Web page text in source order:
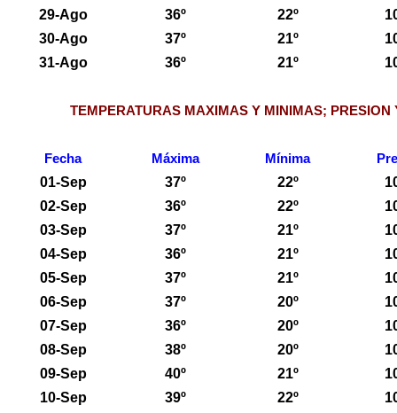
29-Ago
36º 22º
30-Ago
37º 21º
31-Ago
36º 21º
TEMPERATURAS MAXIMAS Y MINIMAS; PRESION
Fecha Máxima Mínima
01-Sep 37º 22º
02-Sep
36º 22º
03-Sep
37º 21º
04-Sep
36º 21º
05-Sep
37º 21º
06-Sep
37º 20º
07-Sep
36º 20º
08-Sep
38º 20º
09-Sep
40º 21º
10-Sep
39º 22º